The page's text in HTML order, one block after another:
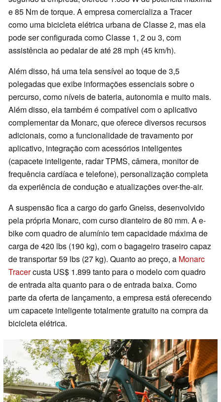
e 85 Nm de torque. A empresa comercializa a Tracer
como uma bicicleta elétrica urbana de Classe 2, mas ela
pode ser configurada como Classe 1, 2 ou 3, com
assistência ao pedalar de até 28 mph (45 km/h).
Além disso, há uma tela sensível ao toque de 3,5
polegadas que exibe informações essenciais sobre o
percurso, como níveis de bateria, autonomia e muito mais.
Além disso, ela também é compatível com o aplicativo
complementar da Monarc, que oferece diversos recursos
adicionais, como a funcionalidade de travamento por
aplicativo, integração com acessórios inteligentes
(capacete inteligente, radar TPMS, câmera, monitor de
frequência cardíaca e telefone), personalização completa
da experiência de condução e atualizações over-the-air.
A suspensão fica a cargo do garfo Gneiss, desenvolvido
pela própria Monarc, com curso dianteiro de 80 mm. A e-
bike com quadro de alumínio tem capacidade máxima de
carga de 420 lbs (190 kg), com o bagageiro traseiro capaz
de transportar 59 lbs (27 kg). Quanto ao preço, a Monarc
Tracercusta US$ 1.899 tanto para o modelo com quadro
de entrada alta quanto para o de entrada baixa. Como
parte da oferta de lançamento, a empresa está oferecendo
um capacete inteligente totalmente gratuito na compra da
bicicleta elétrica.